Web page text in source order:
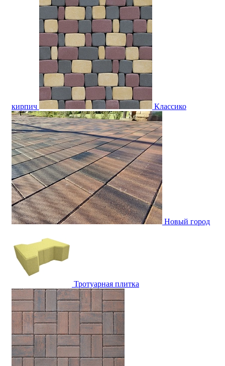
кирпич Классико
Новый город
Тротуарная плитка